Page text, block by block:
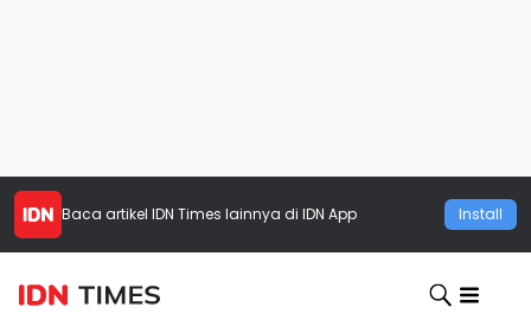
Baca artikel IDN Times lainnya di IDN App Install